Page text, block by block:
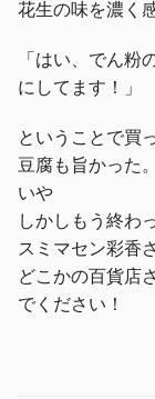
花生の味を濃く
「はい、でん粉
にしてます！」
ということで買
豆腐も旨かった。
いや
しかしもう終わ
スミマセン彩香
どこかの百貨店
でください！